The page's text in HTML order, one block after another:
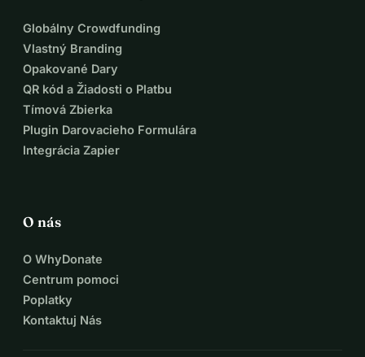
Globálny Crowdfunding
Vlastný Branding
Opakované Dary
QR kód a Žiadosti o Platbu
Tímová Zbierka
Plugin Darovacieho Formulára
Integrácia Zapier
O nás
O WhyDonate
Centrum pomoci
Poplatky
Kontaktuj Nás